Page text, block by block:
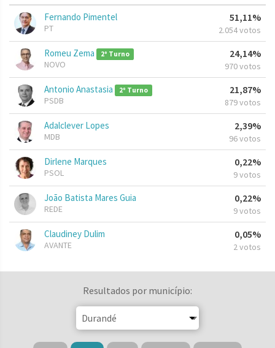
Fernando Pimentel
PT
51,11%
2.054 votos
Romeu Zema 2º Turno
NOVO
24,14%
970 votos
Antonio Anastasia 2º Turno
PSDB
21,87%
879 votos
Adalclever Lopes
MDB
2,39%
96 votos
Dirlene Marques
PSOL
0,22%
9 votos
João Batista Mares Guia
REDE
0,22%
9 votos
Claudiney Dulim
AVANTE
0,05%
2 votos
Resultados por município: